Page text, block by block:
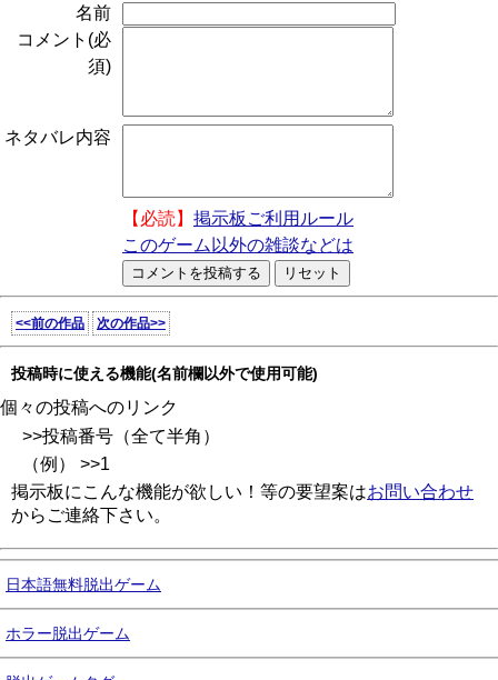
名前
コメント(必
須)
ネタバレ内容
【必読】 掲示板ご利用ルール
このゲーム以外の雑談などは
<<前の作品 次の作品>>
投稿時に使える機能(名前欄以外で使用可能)
個々の投稿へのリンク
>>投稿番号（全て半角）
（例） >>1
掲示板にこんな機能が欲しい！等の要望案はお問い合わせ
からご連絡下さい。
日本語無料脱出ゲーム
ホラー脱出ゲーム